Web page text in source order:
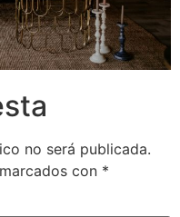
no será publicada.
con *